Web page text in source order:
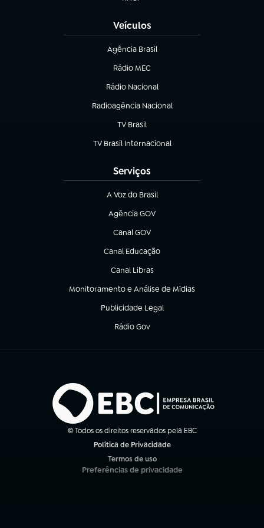
Veículos
Agência Brasil
(abre em nova aba)
Rádio MEC
(abre em nova aba)
Rádio Nacional
Radioagência Nacional
(abre em nova aba)
TV Brasil
(abre em nova aba)
TV Brasil Internacional
(abre em nova aba)
Serviços
A Voz do Brasil
(abre em nova aba)
Agência GOV
(abre em nova aba)
Canal GOV
(abre em nova aba)
Canal Educação
(abre em nova aba)
Canal Libras
(abre em nova aba)
Monitoramento e Análise de Mídias
(abre em nova aba)
Publicidade Legal
(abre em nova aba)
Rádio Gov
(abre em nova aba)
© Todos os direitos reservados pela EBC
Política de Privacidade
Termos de uso
(abre em nova aba)
Preferências de privacidade